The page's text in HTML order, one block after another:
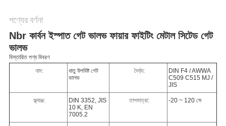
পণ্যের বর্ণনা
Nbr কার্বন ইস্পাত গেট ভালভ ফায়ার ফাইটিং মেটাল সিটেড গেট
ভালভ
বিস্তারিত পণ্য বিবরণ
নাম:
ধাতু উপবিষ্ট গেট
ভালভ
দৈর্ঘ্য:
DIN F4 / AWWA
C509 C515 MJ /
JIS
ফ্ল্যাঞ্জ:
DIN 3352, JIS
10 K, EN
7005.2
তাপমাত্রা: -20 ~ 120 সে